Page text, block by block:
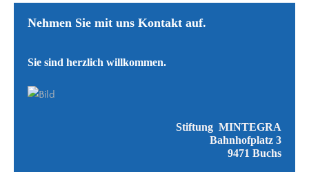
Nehmen Sie mit uns ​​Kontakt auf.
​Sie sind herzlich willkommen.
Stiftung MINTEGRA
Bahnhofplatz 3
9471 Buchs